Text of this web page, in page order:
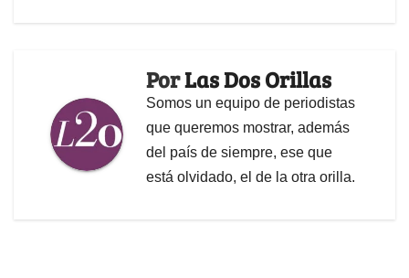
PorLas Dos Orillas
Somos un equipo de periodistas
que queremos mostrar, además
del país de siempre, ese que
está olvidado, el de la otra orilla.